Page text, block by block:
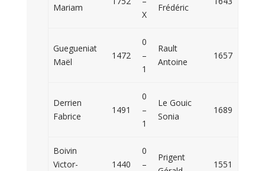
Mariam
X
Frédéric
Guegueniat
Maël
1472
0
–
1
Rault
Antoine
1657
Derrien
Fabrice
1491
0
–
1
Le Gouic
Sonia
1689
Boivin
Victor-
1440
0
–
Prigent
1551